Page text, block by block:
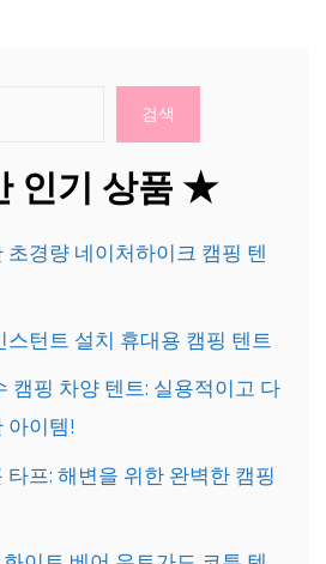
검색
인기 상품 ★
초경량 네이처하이크 캠핑 텐
턴트 설치 휴대용 캠핑 텐트
캠핑 차양 텐트: 실용적이고 다
아이템!
프: 해변을 위한 완벽한 캠핑